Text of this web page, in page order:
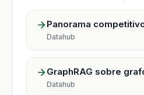
Panorama
Datahub
GraphRAG sobre
Datahub